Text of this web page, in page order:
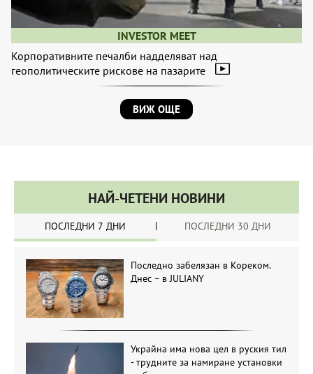
INVESTOR MEET
Корпоративните печалби надделяват над
геополитическите рискове на пазарите
ВИЖ ОЩЕ
НАЙ-ЧЕТЕНИ НОВИНИ
ПОСЛЕДНИ 7 ДНИ ПОСЛЕДНИ 30 ДНИ
Последно забелязан в Кореком.
Днес – в JULIANY
Украйна има нова цел в руския тил
- трудните за намиране установки